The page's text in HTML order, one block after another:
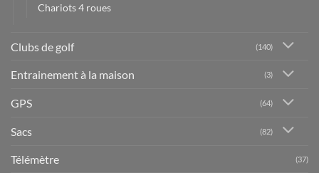
Chariots 4 roues
Clubs de golf (140)
Entrainement à la maison (3)
GPS (64)
Sacs (82)
Télémètre (37)